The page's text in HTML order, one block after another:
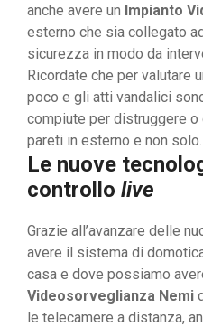
anche avere un Impianto
esterno che sia collegato
sicurezza in modo da
Ricordate che per valutare
poco e gli atti vandalici
compiute per distruggere o
pareti in esterno e non solo.
Le nuove
controllo live
Grazie all’avanzare delle
avere il sistema di
casa e dove possiamo
Videosorveglianza Nemi
le telecamere a distanza,